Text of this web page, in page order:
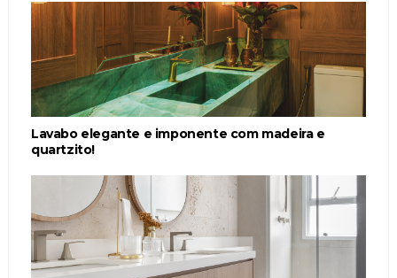
Lavabo elegante e imponente com madeira e
quartzito!